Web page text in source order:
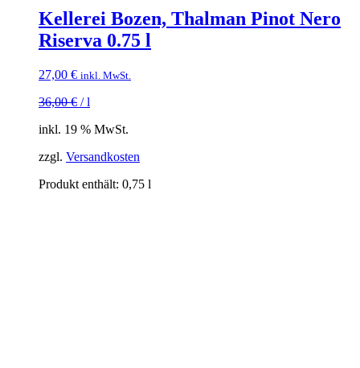
Kellerei Bozen, Thalman Pinot Nero
Riserva 0.75 l
27,00 € inkl. MwSt.
36,00€ /l
inkl. 19 % MwSt.
zzgl. Versandkosten
Produkt enthält: 0,75 l